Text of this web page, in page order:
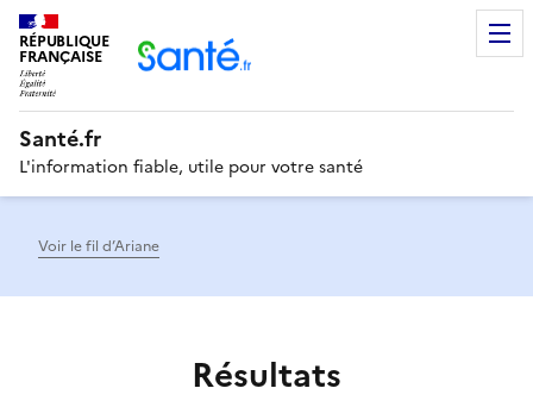
RÉPUBLIQUE
FRANÇAISE
Santé.fr
L'information fiable, utile pour votre santé
Voir le fil d’Ariane
Résultats